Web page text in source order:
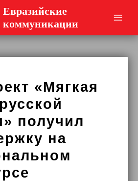
Евразийские
коммуникации
«Мягкая
получил
на